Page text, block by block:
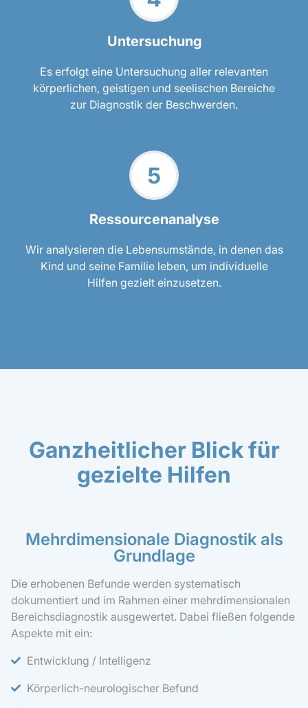
Untersuchung
Es erfolgt eine Untersuchung aller relevanten
körperlichen, geistigen und seelischen Bereiche
zur Diagnostik der Beschwerden.
Ressourcenanalyse
Wir analysieren die Lebensumstände, in denen das
Kind und seine Familie leben, um individuelle
Hilfen gezielt einzusetzen.
Ganzheitlicher Blick für
gezielte Hilfen
Mehrdimensionale Diagnostik als
Grundlage
Die erhobenen Befunde werden systematisch
dokumentiert und im Rahmen einer mehrdimensionalen
Bereichsdiagnostik ausgewertet. Dabei fließen folgende
Aspekte mit ein:
Entwicklung / Intelligenz
Körperlich-neurologischer Befund